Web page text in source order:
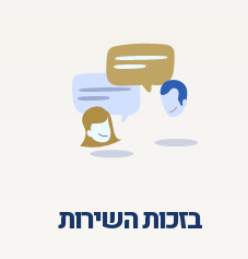
בזכות השירות